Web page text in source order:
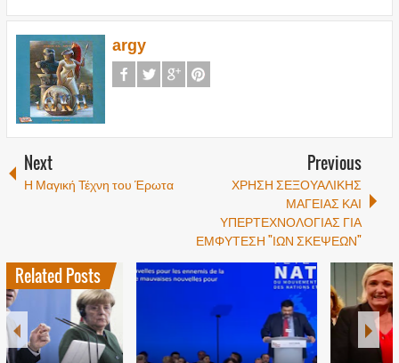
argy
Next
Η Μαγική Τέχνη του Έρωτα
Previous
ΧΡΗΣΗ ΣΕΞΟΥΑΛΙΚΗΣ
ΜΑΓΕΙΑΣ ΚΑΙ
ΥΠΕΡΤΕΧΝΟΛΟΓΙΑΣ ΓΙΑ
ΕΜΦΥΤΕΣΗ "ΙΩΝ ΣΚΕΨΕΩΝ"
Related Posts